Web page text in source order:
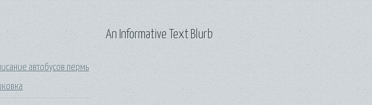
автобусов пермь
An Informative Text Blurb